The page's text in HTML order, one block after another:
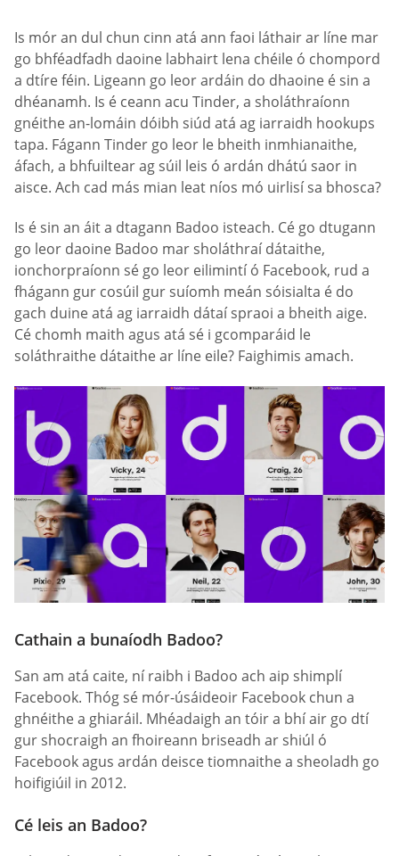
Is mór an dul chun cinn atá ann faoi láthair ar líne mar
go bhféadfadh daoine labhairt lena chéile ó chompord
a dtíre féin. Ligeann go leor ardáin do dhaoine é sin a
dhéanamh. Is é ceann acu Tinder, a sholáthraíonn
gnéithe an-lomáin dóibh siúd atá ag iarraidh hookups
tapa. Fágann Tinder go leor le bheith inmhianaithe,
áfach, a bhfuiltear ag súil leis ó ardán dhátú saor in
aisce. Ach cad más mian leat níos mó uirlisí sa bhosca?
Is é sin an áit a dtagann Badoo isteach. Cé go dtugann
go leor daoine Badoo mar sholáthraí dátaithe,
ionchorpraíonn sé go leor eilimintí ó Facebook, rud a
fhágann gur cosúil gur suíomh meán sóisialta é do
gach duine atá ag iarraidh dátaí spraoi a bheith aige.
Cé chomh maith agus atá sé i gcomparáid le
soláthraithe dátaithe ar líne eile? Faighimis amach.
Cathain a bunaíodh Badoo?
San am atá caite, ní raibh i Badoo ach aip shimplí
Facebook. Thóg sé mór-úsáideoir Facebook chun a
ghnéithe a ghiaráil. Mhéadaigh an tóir a bhí air go dtí
gur shocraigh an fhoireann briseadh ar shiúl ó
Facebook agus ardán deisce tiomnaithe a sheoladh go
hoifigiúil in 2012.
Cé leis an Badoo?